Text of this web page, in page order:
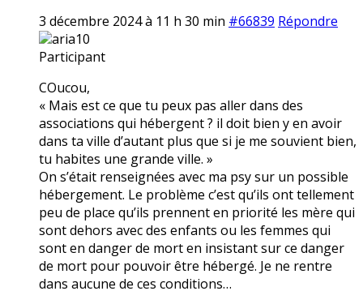
3 décembre 2024 à 11 h 30 min #66839 Répondre
aria10
Participant
COucou,
« Mais est ce que tu peux pas aller dans des
associations qui hébergent ? il doit bien y en avoir
dans ta ville d’autant plus que si je me souvient bien,
tu habites une grande ville. »
On s’était renseignées avec ma psy sur un possible
hébergement. Le problème c’est qu’ils ont tellement
peu de place qu’ils prennent en priorité les mère qui
sont dehors avec des enfants ou les femmes qui
sont en danger de mort en insistant sur ce danger
de mort pour pouvoir être hébergé. Je ne rentre
dans aucune de ces conditions…